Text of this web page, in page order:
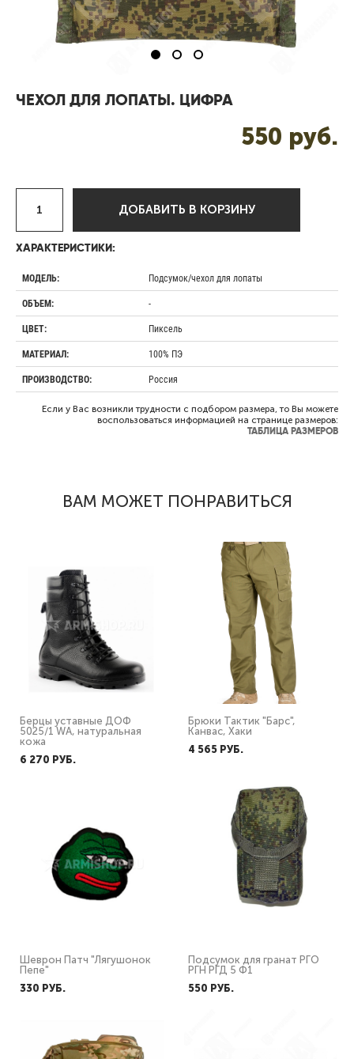
ЧЕХОЛ ДЛЯ ЛОПАТЫ. ЦИФРА
550 pуб.
ДОБАВИТЬ В КОРЗИНУ
ХАРАКТЕРИСТИКИ:
МОДЕЛЬ: Подсумок/чехол для лопаты
ОБЪЕМ: -
ЦВЕТ: Пиксель
МАТЕРИАЛ: 100% ПЭ
ПРОИЗВОДСТВО: Россия
Если у Вас возникли трудности с подбором размера, то Вы можете
воспользоваться информацией на странице размеров:
ТАБЛИЦА РАЗМЕРОВ
ВАМ МОЖЕТ ПОНРАВИТЬСЯ
Берцы уставные ДОФ
5025/1 WA, натуральная
кожа
6 270 PУБ.
Брюки Тактик "Барс",
Канвас, Хаки
4 565 PУБ.
Шеврон Патч "Лягушонок
Пепе"
330 PУБ.
Подсумок для гранат РГО
РГН РГД 5 Ф1
550 PУБ.